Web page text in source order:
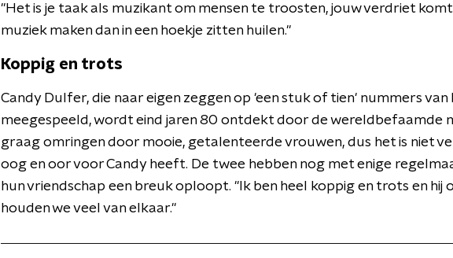
"Het is je taak als muzikant om mensen te troosten, jouw verdriet
muziek maken dan in een hoekje zitten huilen."
Koppig en trots
Candy Dulfer, die naar eigen zeggen op 'een stuk of tien' nummers
meegespeeld, wordt eind jaren 80 ontdekt door de wereldbefaamde
graag omringen door mooie, getalenteerde vrouwen, dus het is niet
oog en oor voor Candy heeft. De twee hebben nog met enige
hun vriendschap een breuk oploopt. "Ik ben heel koppig en trots en hij
houden we veel van elkaar."